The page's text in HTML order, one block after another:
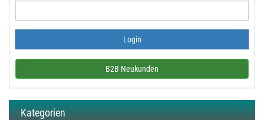
B2B Neukunden
Kategorien